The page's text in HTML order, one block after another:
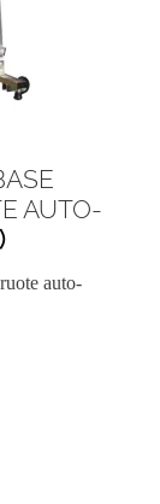
AUTO-
auto-